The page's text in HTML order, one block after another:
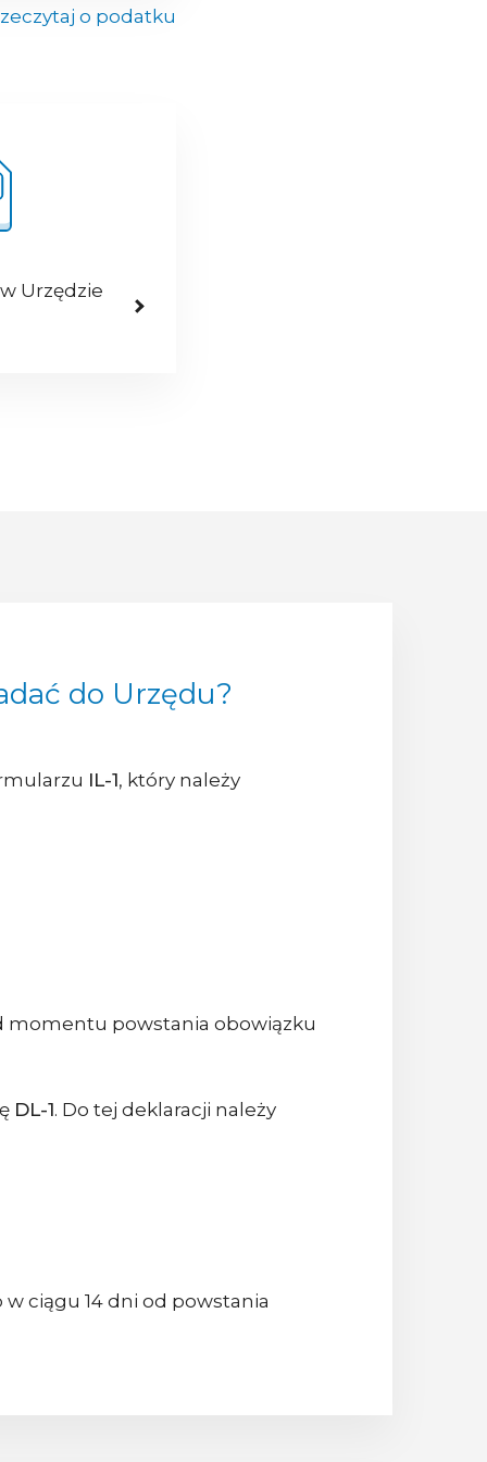
o podatku
Urzędzie
do Urzędu?
IL-1, który należy
momentu powstania obowiązku
DL-1. Do tej deklaracji należy
ciągu 14 dni od powstania